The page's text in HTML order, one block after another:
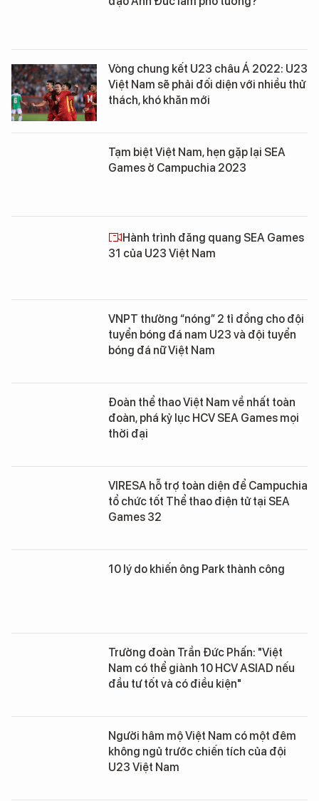
Vòng chung kết U23 châu Á 2022: U23
Việt Nam sẽ phải đối diện với nhiều thử
thách, khó khăn mới
Tạm biệt Việt Nam, hẹn gặp lại SEA
Games ở Campuchia 2023
Hành trình đăng quang SEA Games
31 của U23 Việt Nam
VNPT thưởng “nóng” 2 tỉ đồng cho đội
tuyển bóng đá nam U23 và đội tuyển
bóng đá nữ Việt Nam
Đoàn thể thao Việt Nam về nhất toàn
đoàn, phá kỷ lục HCV SEA Games mọi
thời đại
VIRESA hỗ trợ toàn diện để Campuchia
tổ chức tốt Thể thao điện tử tại SEA
Games 32
10 lý do khiến ông Park thành công
Trưởng đoàn Trần Đức Phấn: "Việt
Nam có thể giành 10 HCV ASIAD nếu
đầu tư tốt và có điều kiện"
Người hâm mộ Việt Nam có một đêm
không ngủ trước chiến tích của đội
U23 Việt Nam